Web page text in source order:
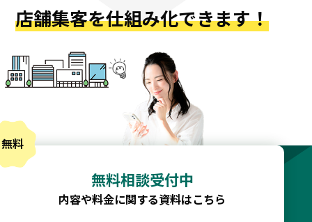
店舗集客を仕組み化できます！
無料相談受付中
内容や料金に関する資料はこちら